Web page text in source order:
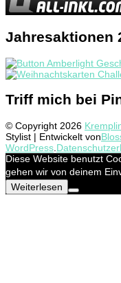
Jahresaktionen
Triff mich bei
© Copyright 2026
Stylist | Entwickelt von
WordPress
Diese Website benutzt
gehen wir von deinem
Weiterlesen